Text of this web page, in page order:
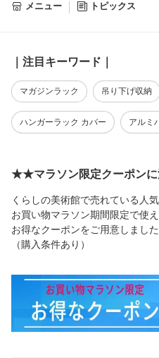
メニュー トピックス
｜注目キーワード｜
マガジンラック 吊り下げ収納
ハンガーラック カバー アルミ
★★マラソン限定クーポン
くらしの美術館で売れている人気
お買い物マラソン期間限定で使
お得なクーポンをご用意しました
（購入条件あり）